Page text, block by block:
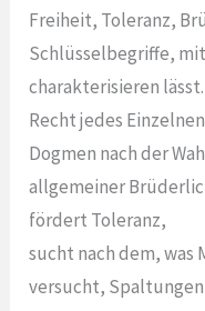
Freiheit, Toleranz,
Schlüsselbegriffe,
charakterisieren
Recht jedes
Dogmen nach der
allgemeiner
fördert Toleranz,
sucht nach dem, was
versucht,